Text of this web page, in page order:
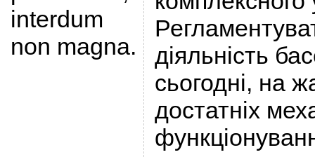
interdum
non magna.
діяльність
сьогодні, на
достатніх